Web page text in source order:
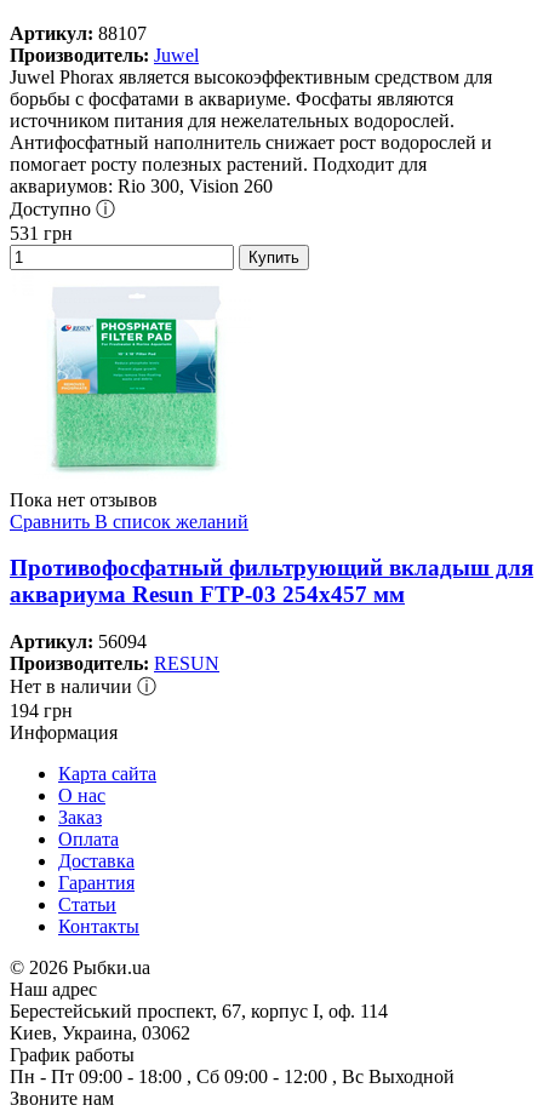
Артикул: 88107
Производитель: Juwel
Juwel Phorax является высокоэффективным средством для
борьбы с фосфатами в аквариуме. Фосфаты являются
источником питания для нежелательных водорослей.
Антифосфатный наполнитель снижает рост водорослей и
помогает росту полезных растений. Подходит для
аквариумов: Rio 300, Vision 260
Доступно ⓘ
531 грн
Купить
Пока нет отзывов
Сравнить В список желаний
Противофосфатный фильтрующий вкладыш для
аквариума Resun FTP-03 254х457 мм
Артикул: 56094
Производитель: RESUN
Нет в наличии ⓘ
194 грн
Информация
Карта сайта
О нас
Заказ
Оплата
Доставка
Гарантия
Статьи
Контакты
© 2026 Рыбки.ua
Наш адрес
Берестейський проспект, 67, корпус I, оф. 114
Киев, Украина, 03062
График работы
Пн - Пт 09:00 - 18:00 , Сб 09:00 - 12:00 , Вс Выходной
Звоните нам